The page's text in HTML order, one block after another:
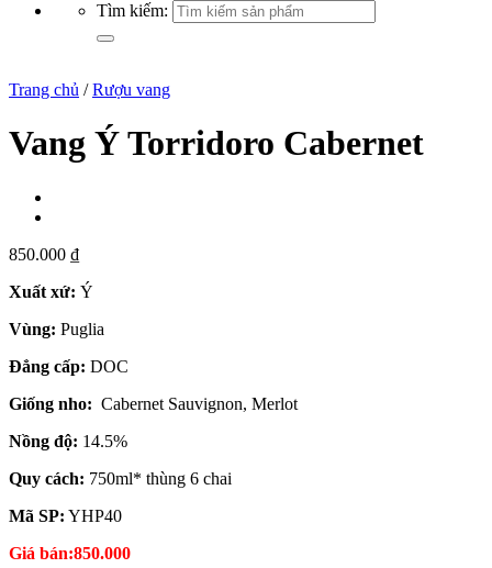
Tìm kiếm:
Trang chủ / Rượu vang
Vang Ý Torridoro Cabernet
850.000 ₫
Xuất xứ: Ý
Vùng: Puglia
Đẳng cấp: DOC
Giống nho: Cabernet Sauvignon, Merlot
Nồng độ: 14.5%
Quy cách: 750ml* thùng 6 chai
Mã SP: YHP40
Giá bán:850.000